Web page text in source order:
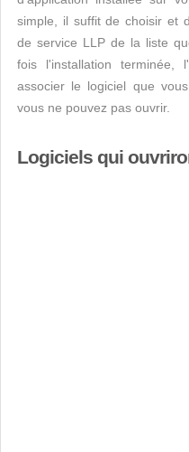
simple, il suffit de choisir et
de service LLP de la liste
fois l'installation terminée,
associer le logiciel que
vous ne pouvez pas ouvrir.
Logiciels qui